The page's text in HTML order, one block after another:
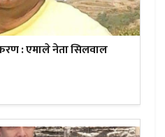
: एमाले नेता सिलवाल